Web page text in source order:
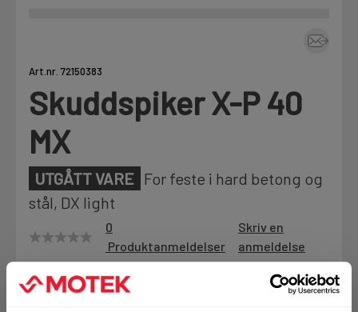
Fag
Motek
Finn butikk
Kontakt og åpningstider
LOGG UT
Art.nr. 72150383
Skuddspiker X-P 40
MX
UTGÅTT VARE For feste i hard betong og
stål, DX light
0
Produktanmeldelser
Skriv en
anmeldelse
BRUKSOMRÅDER